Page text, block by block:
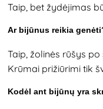
Taip, bet žydėjimas
Ar bijūnus reikia
Taip, žolinės rūšys
Krūmai prižiūrimi tik
Kodėl ant bijūnų yra